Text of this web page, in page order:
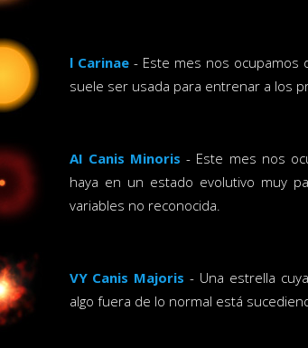
l Carinae- Este mes nos ocupamos
suele ser usada para entrenar a los
AI Canis Minoris - Este mes nos
haya en un estado evolutivo muy
variables no reconocida.
VY Canis Majoris - Una estrella
algo fuera de lo normal está